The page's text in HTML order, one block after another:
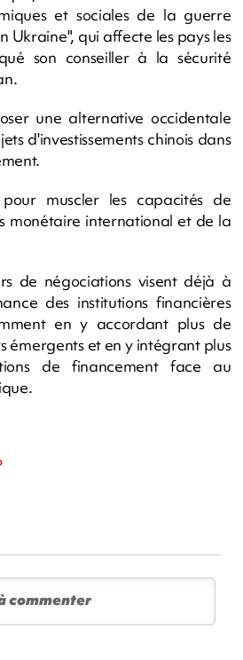
et sociales de la guerre
Ukraine", qui affecte les pays les
son conseiller à la sécurité
une alternative occidentale
d'investissements chinois dans
muscler les capacités de
monétaire international et de la
de négociations visent déjà à
des institutions financières
en y accordant plus de
émergents et en y intégrant plus
de financement face au